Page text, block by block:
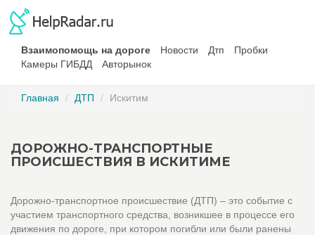
Взаимопомощь на дороге Новости Дтп
Пробки
Камеры ГИБДД
Авторынок
Главная ДТП Искитим
ДОРОЖНО-ТРАНСПОРТНЫЕ
ПРОИСШЕСТВИЯ В ИСКИТИМЕ
Дорожно-транспортное происшествие (ДТП) – это событие с
участием транспортного средства, возникшее в процессе его
движения по дороге, при котором погибли или были ранены